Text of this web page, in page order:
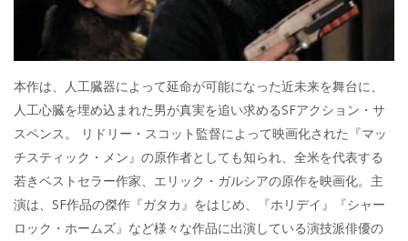
本作は、人工臓器によって延命が可能になった近未来を舞台に、
人工心臓を埋め込まれた男が真実を追い求めるSFアクション・サ
スペンス。 リドリー・スコット監督によって映画化された『マッ
チスティック・メン』の原作者としても知られ、全米を代表する
若きベストセラー作家、エリック・ガルシアの原作を映画化。主
演は、SF作品の傑作『ガタカ』をはじめ、『ホリデイ』『シャー
ロック・ホームズ』など様々な作品に出演している演技派俳優の